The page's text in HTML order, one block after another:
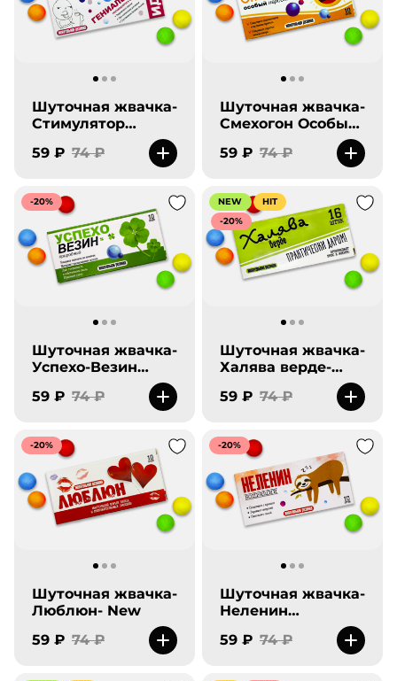
Шуточная жвачка-
Стимулятор
Гениальных идей-
New
59 ₽ 74 ₽
Шуточная жвачка-
Смехогон Особый
Народный- New
59 ₽ 74 ₽
-20%
Шуточная жвачка-
Успехо-Везин
Природный- New
59 ₽ 74 ₽
NEW
HIT
-20%
Шуточная жвачка-
Халява верде-
59 ₽ 74 ₽
-20%
Шуточная жвачка-
Люблюн- New
59 ₽ 74 ₽
-20%
Шуточная жвачка-
Неленин
бодрящий- New
59 ₽ 74 ₽